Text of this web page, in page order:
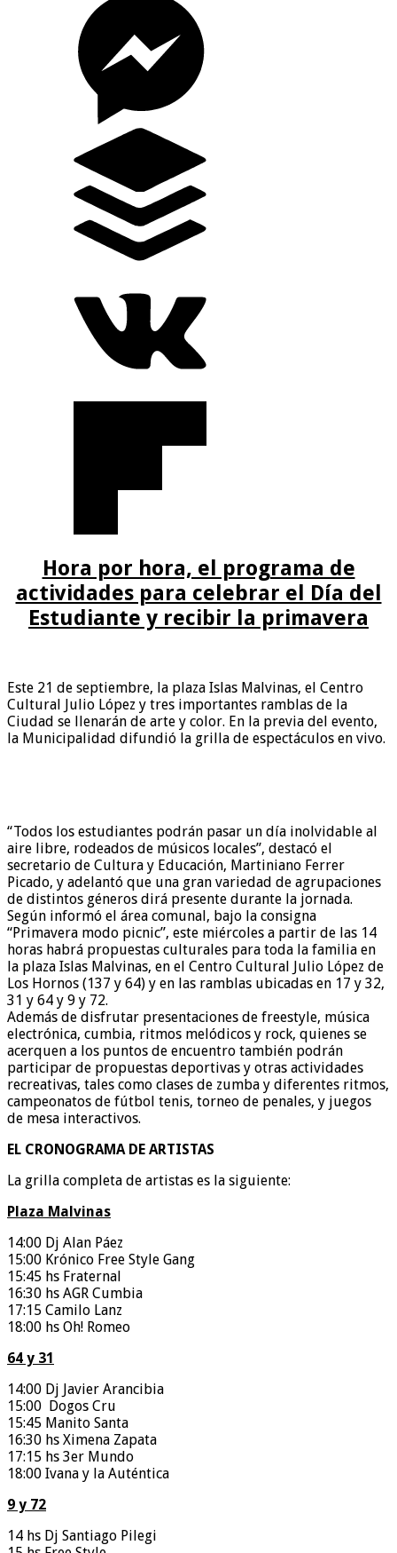
Hora por hora, el programa de
actividades para celebrar el Día del
Estudiante y recibir la primavera
Este 21 de septiembre, la plaza Islas Malvinas, el Centro
Cultural Julio López y tres importantes ramblas de la
Ciudad se llenarán de arte y color. En la previa del evento,
la Municipalidad difundió la grilla de espectáculos en vivo.
“Todos los estudiantes podrán pasar un día inolvidable al
aire libre, rodeados de músicos locales”, destacó el
secretario de Cultura y Educación, Martiniano Ferrer
Picado, y adelantó que una gran variedad de agrupaciones
de distintos géneros dirá presente durante la jornada.
Según informó el área comunal, bajo la consigna
“Primavera modo picnic”, este miércoles a partir de las 14
horas habrá propuestas culturales para toda la familia en
la plaza Islas Malvinas, en el Centro Cultural Julio López de
Los Hornos (137 y 64) y en las ramblas ubicadas en 17 y 32,
31 y 64 y 9 y 72.
Además de disfrutar presentaciones de freestyle, música
electrónica, cumbia, ritmos melódicos y rock, quienes se
acerquen a los puntos de encuentro también podrán
participar de propuestas deportivas y otras actividades
recreativas, tales como clases de zumba y diferentes ritmos,
campeonatos de fútbol tenis, torneo de penales, y juegos
de mesa interactivos.
EL CRONOGRAMA DE ARTISTAS
La grilla completa de artistas es la siguiente:
Plaza Malvinas
14:00 Dj Alan Páez
15:00 Krónico Free Style Gang
15:45 hs Fraternal
16:30 hs AGR Cumbia
17:15 Camilo Lanz
18:00 hs Oh! Romeo
64 y 31
14:00 Dj Javier Arancibia
15:00 Dogos Cru
15:45 Manito Santa
16:30 hs Ximena Zapata
17:15 hs 3er Mundo
18:00 Ivana y la Auténtica
9 y 72
14 hs Dj Santiago Pilegi